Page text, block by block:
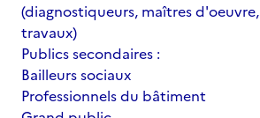
(diagnostiqueurs, maîtres
travaux)
Publics secondaires :
Bailleurs sociaux
Professionnels du bâtiment